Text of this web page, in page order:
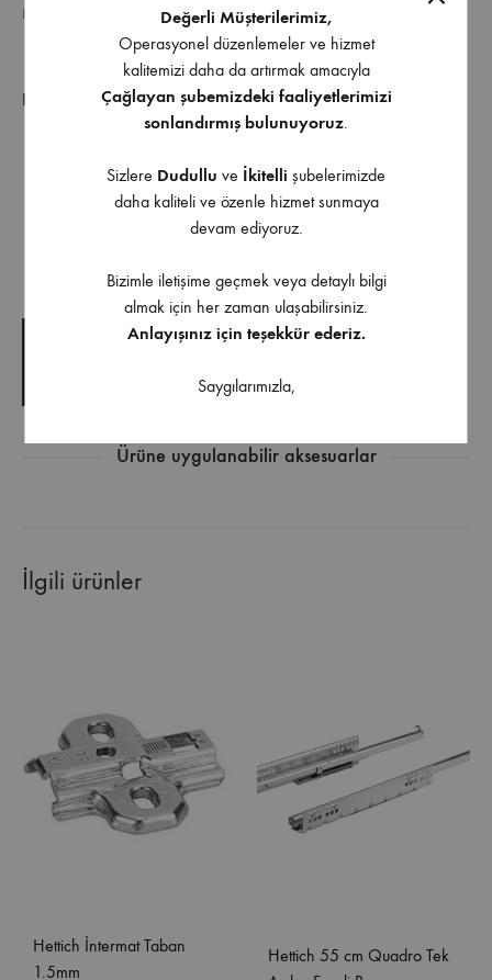
ETIKETLER
ÇEKMECE RAY,METAL YANAKLI RAYLAR
EK BILGI
Hettich InnoTech Atıra 420 mm Gri Sağ Çekmece
İndirilebilir İçerik
TEKNIK ÇIZIM
Ürüne uygulanabilir aksesuarlar
İlgili ürünler
Hettich İntermat Taban
1.5mm
Hettich 55 cm Quadro Tek
Değerli Müşterilerimiz,
Operasyonel düzenlemeler ve hizmet
kalitemizi daha da artırmak amacıyla
Çağlayan şubemizdeki faaliyetlerimizi
sonlandırmış bulunuyoruz
Sizlere Dudullu ve İkitelli şubelerimizde
daha kaliteli ve özenle hizmet sunmaya
devam ediyoruz.
Bizimle iletişime geçmek veya detaylı bilgi
almak için her zaman ulaşabilirsiniz.
Anlayışınız için teşekkür ederiz.
Saygılarımızla,